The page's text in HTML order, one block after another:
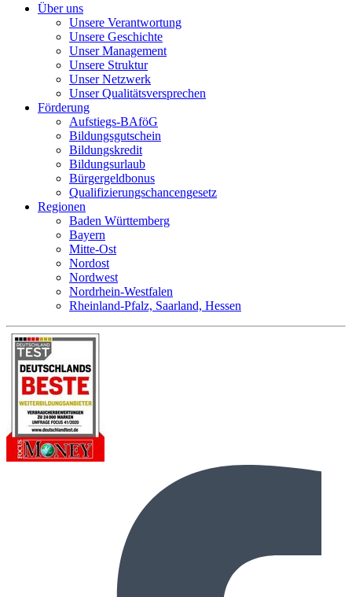
Über uns
Unsere Verantwortung
Unsere Geschichte
Unser Management
Unsere Struktur
Unser Netzwerk
Unser Qualitätsversprechen
Förderung
Aufstiegs-BAföG
Bildungsgutschein
Bildungskredit
Bildungsurlaub
Bürgergeldbonus
Qualifizierungschancengesetz
Regionen
Baden Württemberg
Bayern
Mitte-Ost
Nordost
Nordwest
Nordrhein-Westfalen
Rheinland-Pfalz, Saarland, Hessen